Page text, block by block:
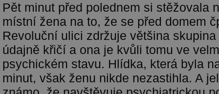
Pět minut před polednem si stěžovala
místní žena na to, že se před domem
Revoluční ulici zdržuje většina
údajně křičí a ona je kvůli tomu ve
psychickém stavu. Hlídka, která byla
minut, však ženu nikde nezastihla. A